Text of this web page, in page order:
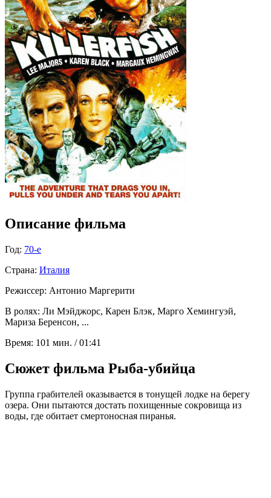
Описание фильма
Год: 70-е
Страна: Италия
Режиссер: Антонио Маргерити
В ролях: Ли Мэйджорс, Карен Блэк, Марго Хемингуэй,
Мариза Беренсон, ...
Время: 101 мин. / 01:41
Сюжет фильма Рыба-убийца
Группа грабителей оказывается в тонущей лодке на берегу
озера. Они пытаются достать похищенные сокровища из
воды, где обитает смертоносная пиранья.